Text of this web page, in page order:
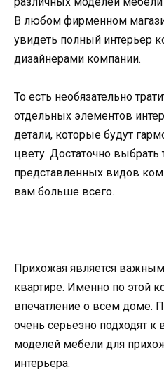
В любом фирменном
увидеть полный интерьер
дизайнерами компании.
То есть необязательно
отдельных элементов
детали, которые будут
цвету. Достаточно выбрать
представленных видов
вам больше всего.
Прихожая является
квартире. Именно по этой
впечатление о всем доме.
очень серьезно подходят
моделей мебели для
интерьера.